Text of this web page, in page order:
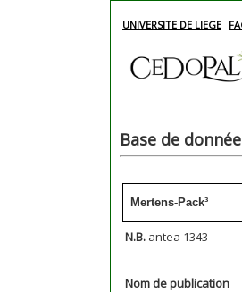
UNIVERSITE DE LIEGE
Base de
Mertens-Pack³
N.B. antea 1343
Nom de publication